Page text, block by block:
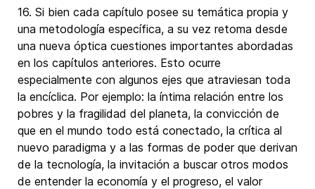
16. Si bien cada capítulo posee su temática propia y
una metodología específica, a su vez retoma desde
una nueva óptica cuestiones importantes abordadas
en los capítulos anteriores. Esto ocurre
especialmente con algunos ejes que atraviesan toda
la encíclica. Por ejemplo: la íntima relación entre los
pobres y la fragilidad del planeta, la convicción de
que en el mundo todo está conectado, la crítica al
nuevo paradigma y a las formas de poder que derivan
de la tecnología, la invitación a buscar otros modos
de entender la economía y el progreso, el valor